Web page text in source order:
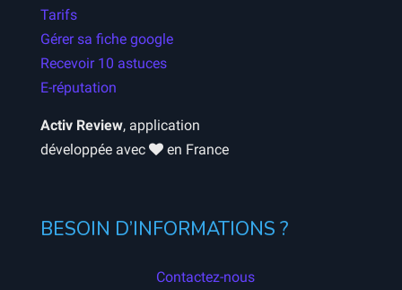
Tarifs
Gérer sa fiche google
Recevoir 10 astuces
E-réputation
Activ Review, application
développée avec
en France
BESOIN D’INFORMATIONS ?
Contactez-nous